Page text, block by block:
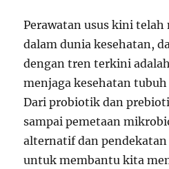
Perawatan usus kini
dalam dunia kesehatan,
dengan tren terkini
menjaga kesehatan
Dari probiotik dan
sampai pemetaan
alternatif dan
untuk membantu kita